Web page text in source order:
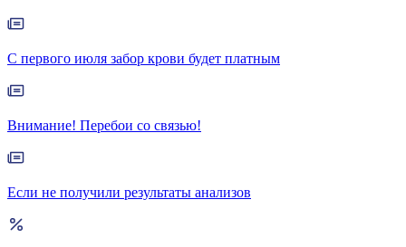
С первого июля забор крови будет платным
Внимание! Перебои со связью!
Если не получили результаты анализов